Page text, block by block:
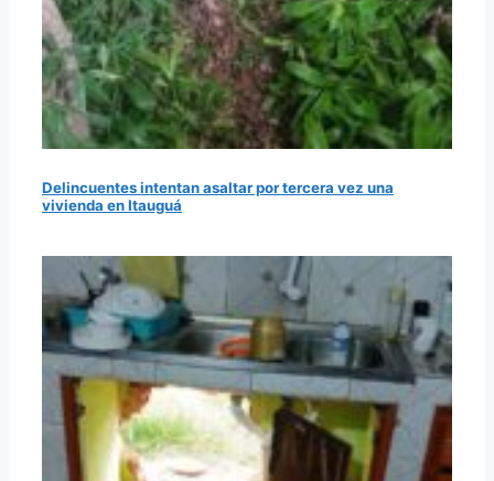
Delincuentes intentan asaltar por tercera vez una
vivienda en Itauguá